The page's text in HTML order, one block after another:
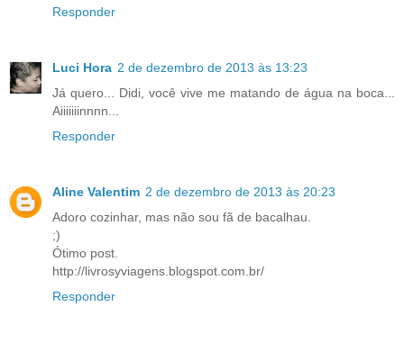
Responder
Luci Hora 2 de dezembro de 2013 às 13:23
Já quero... Didi, você vive me matando de água na boca...
Aiiiiiiinnnn...
Responder
Aline Valentim 2 de dezembro de 2013 às 20:23
Adoro cozinhar, mas não sou fã de bacalhau.
;)
Ótimo post.
http://livrosyviagens.blogspot.com.br/
Responder